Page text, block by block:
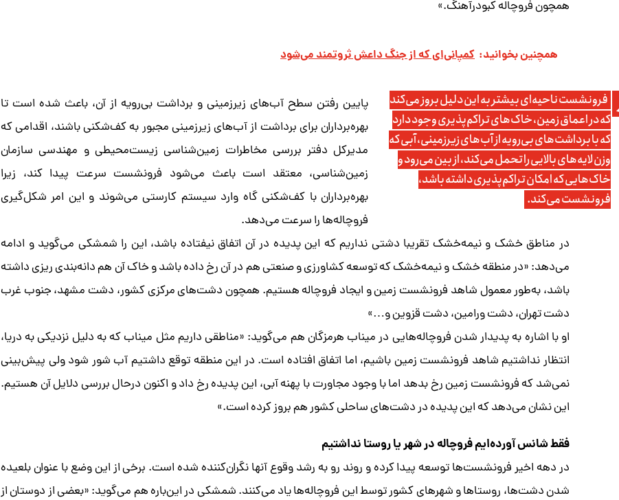
همچون فروچاله کبودرآهنگ.»
همچنین بخوانید: کمپانی‌ای که از جنگ داعش ثروتمند می‌شود
فرونشست ناحیه‌ای بیشتر به این دلیل بروز می‌کند
که در اعماق زمین، خاک‌های تراکم‌پذیری وجود دارد
که با برداشت‌های بی‌رویه از آب‌های زیرزمینی، آبی که
وزن لایه‌های بالایی را تحمل می‌کند، از بین می‌رود و
خاک‌هایی که امکان تراکم‌پذیری داشته باشد،
فرونشست می‌کند.
پایین رفتن سطح آب‌های زیرزمینی و برداشت بی‌رویه از آن، باعث شده است تا
بهره‌برداران برای برداشت از آب‌های زیرزمینی مجبور به کف‌شکنی باشند، اقدامی که
مدیرکل دفتر بررسی مخاطرات زمین‌شناسی زیست‌محیطی و مهندسی سازمان
زمین‌شناسی، معتقد است باعث می‌شود فرونشست سرعت پیدا کند، زیرا
بهره‌برداران با کف‌شکنی گاه وارد سیستم کارستی می‌شوند و این امر شکل‌گیری
فروچاله‌ها را سرعت می‌دهد.
در مناطق خشک و نیمه‌خشک تقریبا دشتی نداریم که این پدیده در آن اتفاق نیفتاده باشد، این را شمشکی می‌گوید و ادامه
می‌دهد: «در منطقه خشک و نیمه‌خشک که توسعه کشاورزی و صنعتی هم در آن رخ داده باشد و خاک آن هم دانه‌بندی ریزی داشته
باشد، به‌طور معمول شاهد فرونشست زمین و ایجاد فروچاله هستیم. همچون دشت‌های مرکزی کشور، دشت مشهد، جنوب غرب
دشت تهران، دشت ورامین، دشت قزوین و…»
او با اشاره به پدیدار شدن فروچاله‌هایی در میناب هرمزگان هم می‌گوید: «مناطقی داریم مثل میناب که به دلیل نزدیکی به دریا،
انتظار نداشتیم شاهد فرونشست زمین باشیم، اما اتفاق افتاده است. در این منطقه توقع داشتیم آب شور شود ولی پیش‌بینی
نمی‌شد که فرونشست زمین رخ بدهد اما با وجود مجاورت با پهنه آبی، این پدیده رخ داد و اکنون درحال بررسی دلایل آن هستیم.
این نشان می‌دهد که این پدیده در دشت‌های ساحلی کشور هم بروز کرده است.»
فقط شانس آورده‌ایم فروچاله در شهر یا روستا نداشتیم
در دهه اخیر فرونشست‌ها توسعه پیدا کرده‌ و روند رو به رشد وقوع آنها نگران‌کننده شده است. برخی از این وضع با عنوان بلعیده
شدن دشت‌ها، روستاها و شهرهای کشور توسط این فروچاله‌ها یاد می‌کنند. شمشکی در این‌باره هم می‌گوید: «بعضی از دوستان از